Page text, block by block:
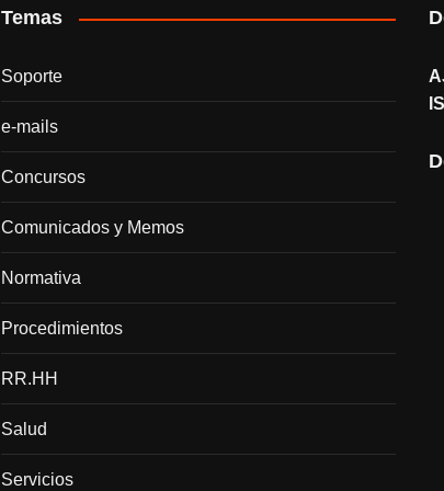
Temas
Soporte
e-mails
Concursos
Comunicados y Memos
Normativa
Procedimientos
RR.HH
Salud
Servicios